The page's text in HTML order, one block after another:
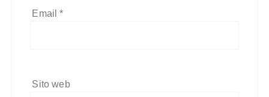
Email*
Sito web